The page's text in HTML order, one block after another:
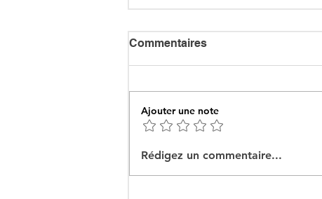
bataille des récits pour
mieux cacher la misère
Commentaires
Ajouter une note
Rédigez un commentaire...